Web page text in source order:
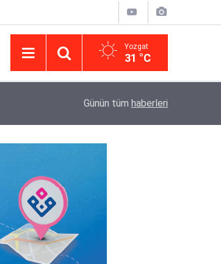
Yozgat
31 °C
Yargıtay’da iletişim hamlesi: Kurumsal
Günün tüm haberleri